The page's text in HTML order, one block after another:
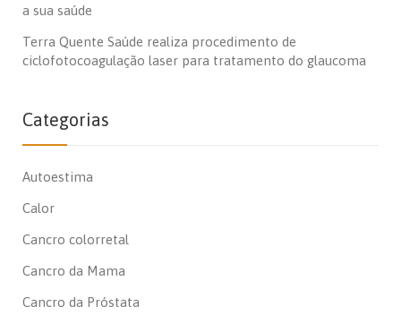
a sua saúde
Terra Quente Saúde realiza procedimento de
ciclofotocoagulação laser para tratamento do glaucoma
Categorias
Autoestima
Calor
Cancro colorretal
Cancro da Mama
Cancro da Próstata